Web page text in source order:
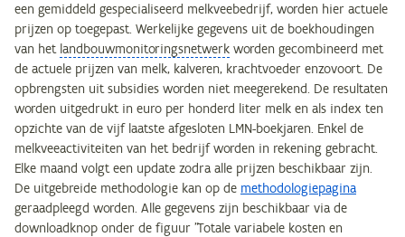
een gemiddeld gespecialiseerd melkveebedrijf, worden hier actuele
prijzen op toegepast. Werkelijke gegevens uit de boekhoudingen
van het landbouwmonitoringsnetwerk worden gecombineerd met
de actuele prijzen van melk, kalveren, krachtvoeder enzovoort. De
opbrengsten uit subsidies worden niet meegerekend. De resultaten
worden uitgedrukt in euro per honderd liter melk en als index ten
opzichte van de vijf laatste afgesloten LMN-boekjaren. Enkel de
melkveeactiviteiten van het bedrijf worden in rekening gebracht.
Elke maand volgt een update zodra alle prijzen beschikbaar zijn.
De uitgebreide methodologie kan op de methodologiepagina
geraadpleegd worden. Alle gegevens zijn beschikbaar via de
downloadknop onder de figuur "Totale variabele kosten en